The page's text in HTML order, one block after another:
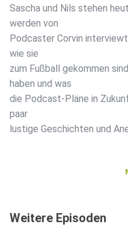
Sascha und Nils stehen
werden von
Podcaster Corvin
wie sie
zum Fußball gekommen
haben und was
die Podcast-Pläne in
paar
lustige Geschichten und
Konzeption,
Weitere Episoden